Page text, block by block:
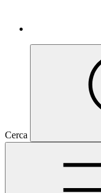
Cerca